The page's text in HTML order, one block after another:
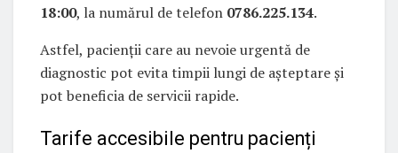
18:00, la numărul de telefon 0786.225.134.
Astfel, pacienții care au nevoie urgentă de
diagnostic pot evita timpii lungi de așteptare și
pot beneficia de servicii rapide.
Tarife accesibile pentru pacienți